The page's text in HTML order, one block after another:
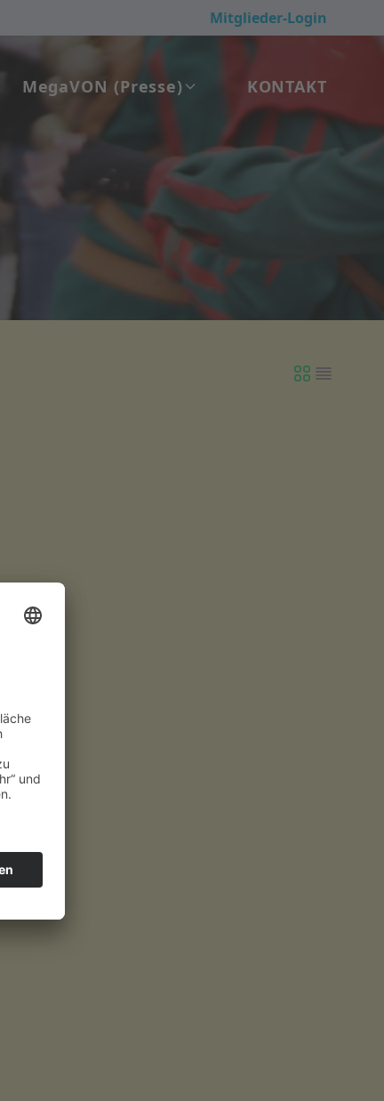
Mitglieder-Login
MegaVON (Presse) KONTAKT